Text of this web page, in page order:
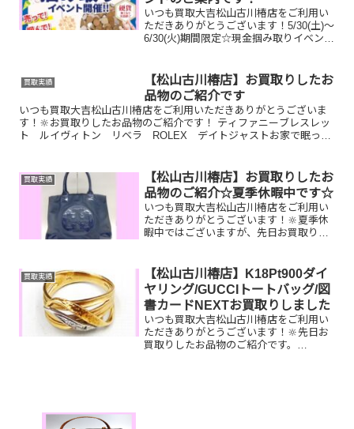
いつも買取大吉松山古川椿店をご利用い
ただきありがとうございます！5/30(土)～
6/30(火)期間限定☆現金掴み取りイベント
類、テレカ、切手、古銭、現行銭両替は
対...
買取実績
【松山古川椿店】お買取りしたお
品物のご紹介です
いつも買取大吉松山古川椿店をご利用いただきありがとうございま
す！🔆お買取りしたお品物のご紹介です！ ティファニーブレスレッ
ト ルイヴィトン リベラ ROLEX デイトジャストお家で眠って
買取実績
【松山古川椿店】お買取りしたお
品物のご紹介☆夏季休暇中です☆
いつも買取大吉松山古川椿店をご利用い
ただきありがとうございます！🔆夏季休
暇中ではございますが、先日お買取りし
フトカードお家で眠っているお品物はご
ざいませんか？そのお...
買取実績
【松山古川椿店】K18Pt900ダイ
ヤリング/GUCCIトートバッグ/図
書カードNEXTお買取りしました
いつも買取大吉松山古川椿店をご利用い
ただきありがとうございます！🔆先日お
買取りしたお品物のご紹介です。